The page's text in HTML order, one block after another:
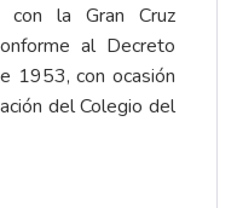
con la Gran Cruz
al Decreto
1953, con ocasión
del Colegio del